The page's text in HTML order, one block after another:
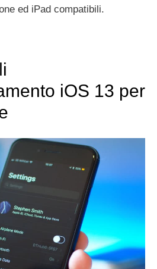
ed iPad compatibili.
iOS 13 per